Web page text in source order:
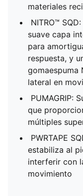
materiales
NITRO™
suave capa
para
respuesta, y
gomaespuma
lateral en
PUMAGRIP:
que
múltiples
PWRTAPE
estabiliza al
interferir con
movimiento